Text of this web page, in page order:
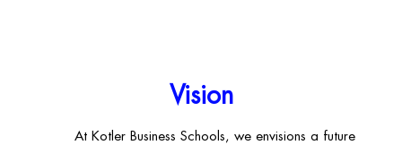
Vision
At Kotler Business Schools, we envisions a future